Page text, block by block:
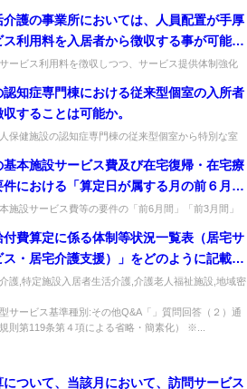
護の事業所においては、人員配置が手厚
利用料を入居者から徴収する事が可能と
ビス提供体制強化加算を算定した場合で
ービス利用料を徴収しつつ、サービス提供体制強化
知症専門棟における従来型個室の入所者
することは可能か。
保健施設の認知症専門棟の従来型個室から特別な室
本施設サービス費及び在宅復帰・在宅療
における「算定日が属する月の前６月
属する月の前３月間」とはどの範囲なの
施設サービス費等の要件の「前6月間」「前3月間」
費算定に係る体制等状況一覧表（居宅サ
・居宅介護支援）」をどのように記載す
護,特定施設入居者生活介護,介護老人福祉施設,地域密
サービス基準種別:その他Q&A「」質問回答（２）通
則第119条第４項による省略・簡素化） ※...
ついて、当該月において、訪問サービス